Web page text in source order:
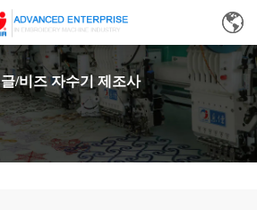
/비즈 자수기 제조사